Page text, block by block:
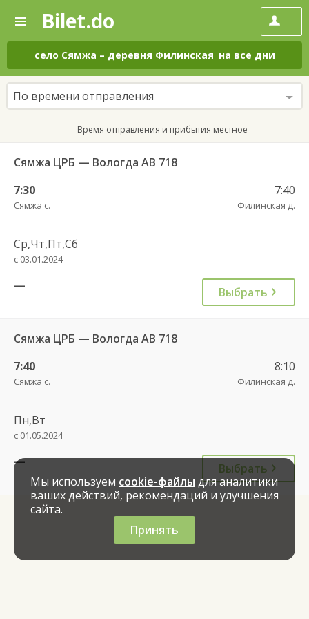
—
Поиск
и
покупка
билетов
на
автобус
онлайн
Bilet.do
село Сямжа – деревня Филинская на все дни
По времени отправления
Время отправления и прибытия местное
Сямжа ЦРБ — Вологда АВ 718
7:30
Сямжа с.
7:40
Филинская д.
Ср,Чт,Пт,Сб
с 03.01.2024
— Выбрать
Сямжа ЦРБ — Вологда АВ 718
7:40
Сямжа с.
8:10
Филинская д.
Пн,Вт
с 01.05.2024
—
Выбрать
Мы используем cookie-файлы для аналитики
ваших действий, рекомендаций и улучшения
сайта.
Принять